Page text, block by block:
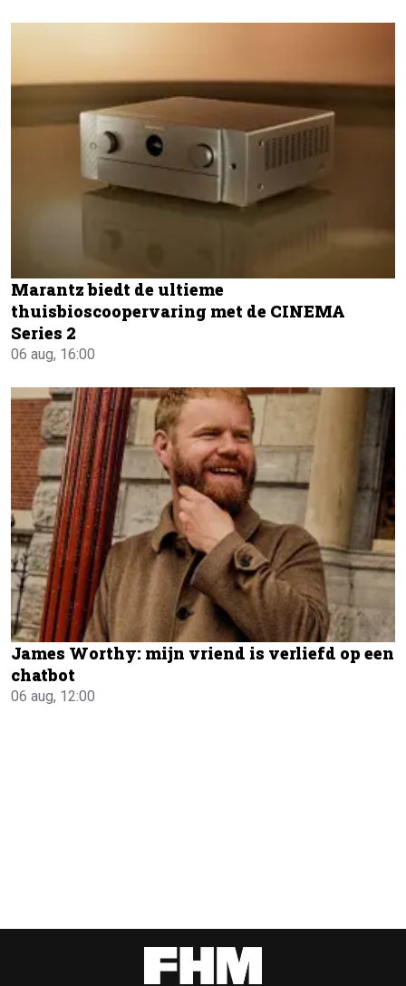
Marantz biedt de ultieme
thuisbioscoopervaring met de CINEMA
Series 2
06 aug, 16:00
James Worthy: mijn vriend is verliefd op een
chatbot
06 aug, 12:00